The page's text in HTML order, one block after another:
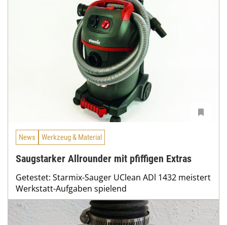
News Werkzeug & Material
Saugstarker Allrounder mit pfiffigen Extras
Getestet: Starmix-Sauger UClean ADl 1432 meistert
Werkstatt-Aufgaben spielend